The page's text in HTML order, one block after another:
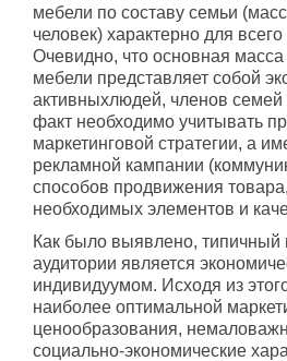
мебели по составу семьи
человек) характерно для
Очевидно, что основная масса
мебели представляет собой
активныхлюдей, членов семей
факт необходимо учитывать
маркетинговой стратегии, а
рекламной кампании
способов продвижения
необходимых элементов и
Как было выявлено, типичный
аудитории является
индивидуумом. Исходя из
наиболее оптимальной
ценообразования,
социально-экономические